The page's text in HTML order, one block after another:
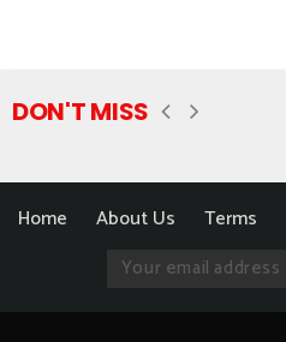
DON'T MISS
Home About Us Terms